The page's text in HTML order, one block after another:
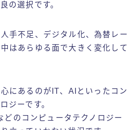
の選択です。
手不足、デジタル化、為替レー
はあらゆる面で大きく変化して
にあるのがIT、AIといったコン
ジーです。
のコンピュータテクノロジー